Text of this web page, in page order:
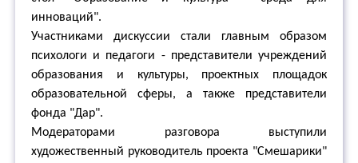
инноваций".
Участниками дискуссии стали главным образом
психологи и педагоги - представители учреждений
образования и культуры, проектных площадок
образовательной сферы, а также представители
фонда "Дар".
Модераторами разговора выступили
художественный руководитель проекта "Смешарики"